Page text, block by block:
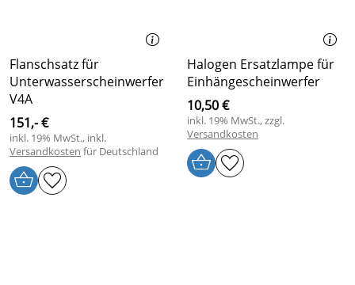
Flanschsatz für
Unterwasserscheinwerfer
V4A
151,- €
inkl. 19% MwSt., inkl.
Versandkosten für Deutschland
Halogen Ersatzlampe für
Einhängescheinwerfer
10,50 €
inkl. 19% MwSt., zzgl.
Versandkosten